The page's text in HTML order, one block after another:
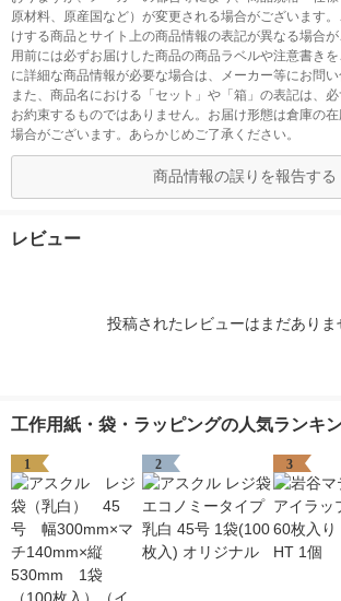
原材料、原産国など）が変更される場合がございます
けする商品とサイト上の商品情報の表記が異なる場合
用前には必ずお届けした商品の商品ラベルや注意書き
に詳細な商品情報が必要な場合は、メーカー等にお問い
また、商品名における「セット」や「箱」の表記は、
お約束するものではありません。お届け形態は倉庫の
場合がございます。あらかじめご了承ください。
商品情報の誤りを報告する
レビュー
投稿されたレビューはまだありま
工作用紙・袋・ラッピングの人気ランキ
1 2 3